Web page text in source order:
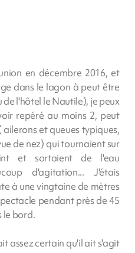
en décembre 2016, et
dans le lagon à peut être
l'hôtel le Nautile), je peux
repéré au moins 2, peut
ailerons et queues typiques,
de nez) qui tournaient sur
et sortaient de l'eau
d'agitation... J'étais
à une vingtaine de mètres
pendant près de 45
le bord.
assez certain qu'il ait s'agit